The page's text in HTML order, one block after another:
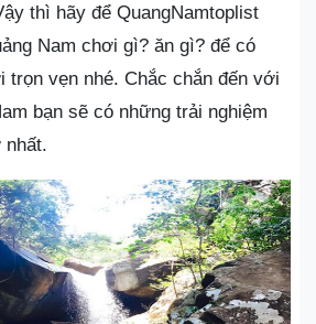
thì hãy để QuangNamtoplist
Nam chơi gì? ăn gì? để có
trọn vẹn nhé. Chắc chắn đến với
bạn sẽ có những trải nghiệm
nhất.